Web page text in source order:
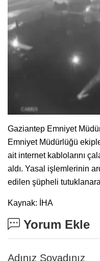
Gaziantep Emniyet
Emniyet Müdürlüğü
ait internet kablolarını
aldı. Yasal işlemlerinin
edilen şüpheli
Kaynak: İHA
Yorum Ekle
Adınız Soyadınız